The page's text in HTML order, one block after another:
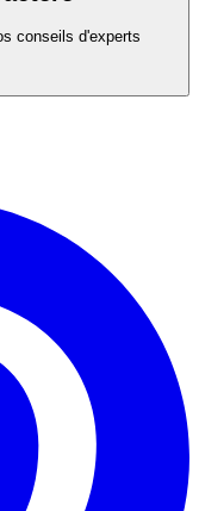
conseils d'experts